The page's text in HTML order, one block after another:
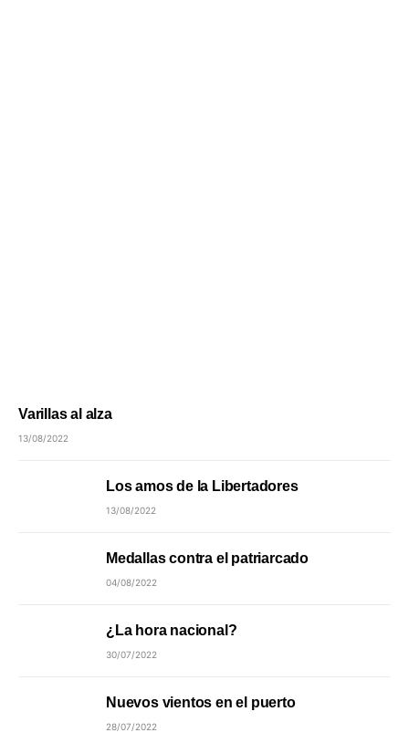
Varillas al alza
13/08/2022
Los amos de la Libertadores
13/08/2022
Medallas contra el patriarcado
04/08/2022
¿La hora nacional?
30/07/2022
Nuevos vientos en el puerto
28/07/2022